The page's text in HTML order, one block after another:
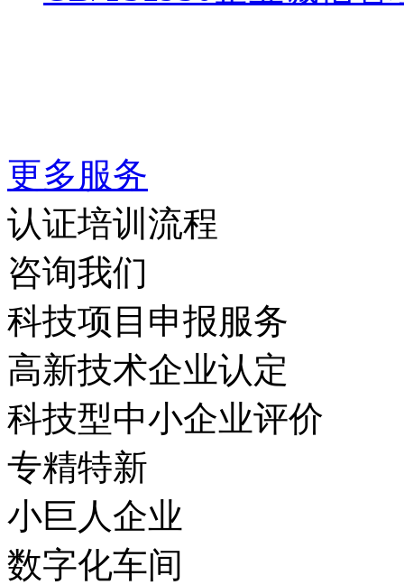
更多服务
认证培训流程
咨询我们
科技项目申报服务
高新技术企业认定
科技型中小企业评价
专精特新
小巨人企业
数字化车间